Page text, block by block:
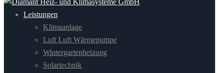
Leistungen
Klimaanlage
Luft Luft Wärmepumpe
Wintergartenheizung
Solartechnik